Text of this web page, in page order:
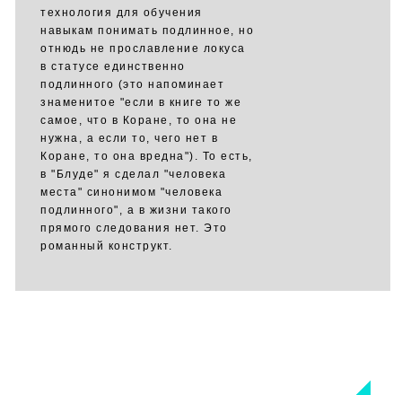
технология для обучения
навыкам понимать подлинное, но
отнюдь не прославление локуса
в статусе единственно
подлинного (это напоминает
знаменитое "если в книге то же
самое, что в Коране, то она не
нужна, а если то, чего нет в
Коране, то она вредна"). То есть,
в "Блуде" я сделал "человека
места" синонимом "человека
подлинного", а в жизни такого
прямого следования нет. Это
романный конструкт.